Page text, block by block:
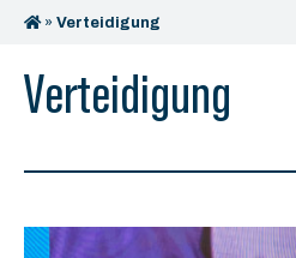
» Verteidigung
Verteidigung